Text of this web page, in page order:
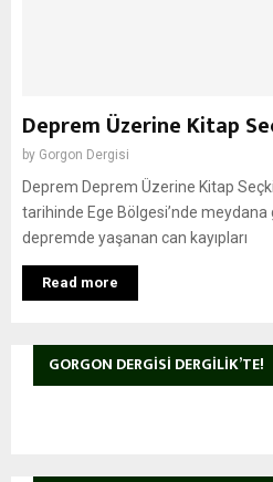
Deprem Üzerine Kitap
by Gorgon Dergisi
Deprem Deprem Üzerine Kitap
tarihinde Ege Bölgesi’nde
depremde yaşanan can kayıpları
Read more
GORGON DERGISI DERGILIK’TE!